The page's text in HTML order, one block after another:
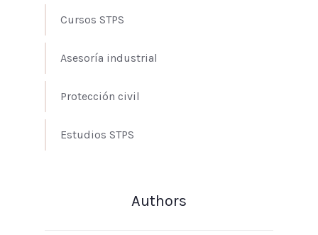
Cursos STPS
Asesoría industrial
Protección civil
Estudios STPS
Authors